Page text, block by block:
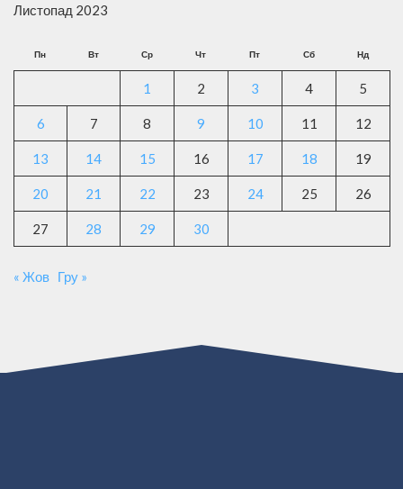
Листопад 2023
Пн Вт Ср Чт Пт Сб Нд
1 2 3 4 5
6 7 8 9 10 11 12
13 14 15 16 17 18 19
20 21 22 23 24 25 26
27 28 29 30
« Жов Гру »